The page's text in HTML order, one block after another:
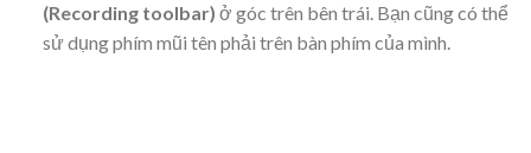
(Recording toolbar) ở góc trên bên trái. Bạn cũng có thể
sử dụng phím mũi tên phải trên bàn phím của mình.